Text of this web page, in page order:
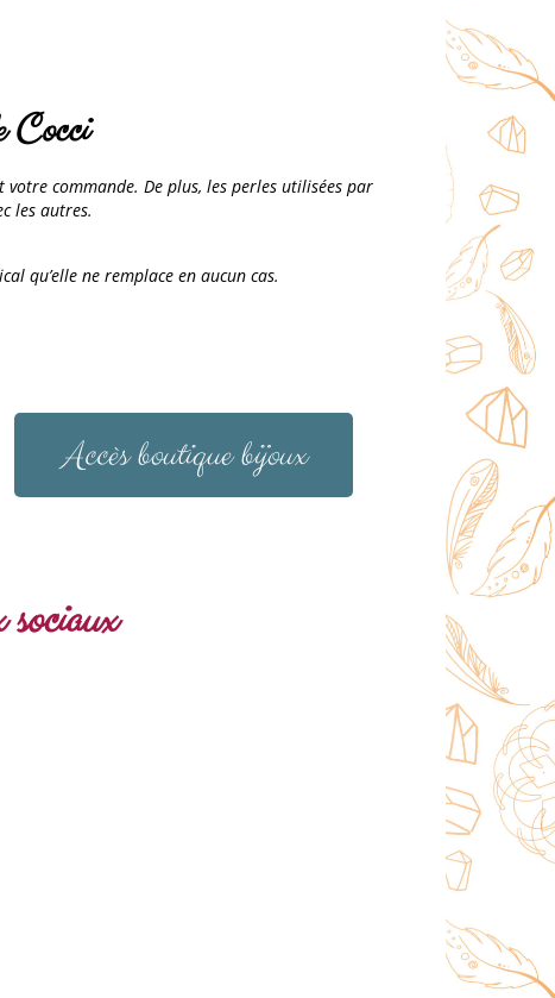
Cocci
commande. De plus, les perles utilisées par
les autres.
qu’elle ne remplace en aucun cas.
Accès boutique bijoux